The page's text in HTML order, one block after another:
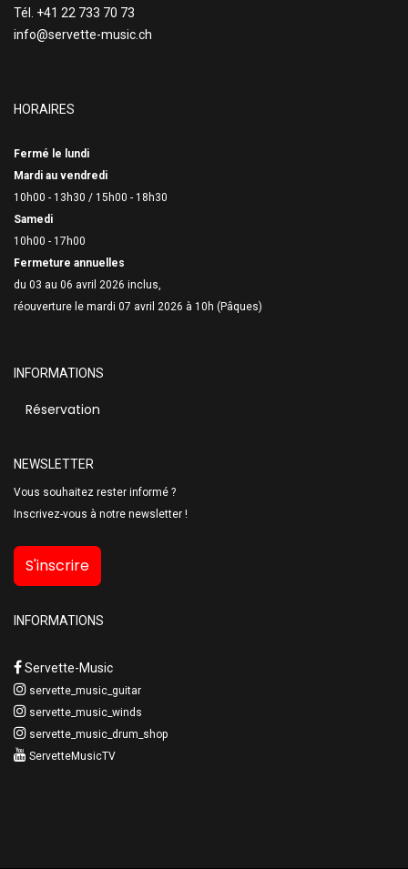
Tél. +41 22 733 70 73
info@servette-music.ch
HORAIRES
Fermé le lundi
Mardi au vendredi
10h00 - 13h30 / 15h00 - 18h30
Samedi
10h00 - 17h00
Fermeture annuelles
du 03 au 06 avril 2026 inclus,
réouverture le mardi 07 avril 2026 à 10h (Pâques)
INFORMATIONS
Réservation
NEWSLETTER
Vous souhaitez rester informé ?
Inscrivez-vous à notre newsletter !
S'inscrire
INFORMATIONS
Servette-Music
servette_music_guitar
servette_music_winds
servette_music_drum_shop
ServetteMusicTV